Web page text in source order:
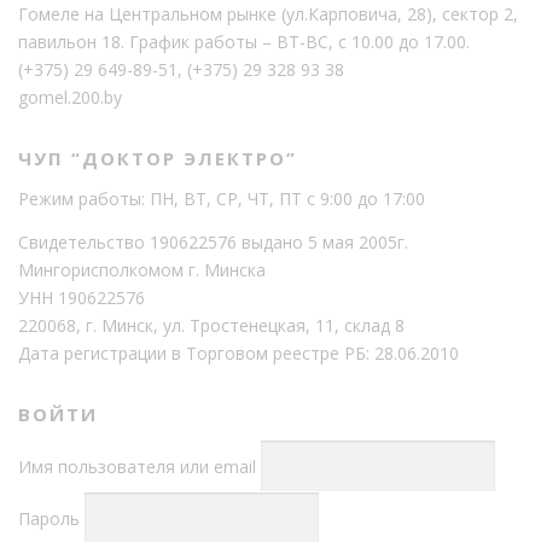
Гомеле на Центральном рынке (ул.Карповича, 28), сектор 2,
павильон 18. График работы – ВТ-ВС, с 10.00 до 17.00.
(+375) 29 649-89-51 , (+375) 29 328 93 38
gomel.200.by
ЧУП “ДОКТОР ЭЛЕКТРО”
Режим работы: ПН, ВТ, СР, ЧТ, ПТ с 9:00 до 17:00
Свидетельство 190622576 выдано 5 мая 2005г.
Мингорисполкомом г. Минска
УНН 190622576
220068, г. Минск, ул. Тростенецкая, 11, склад 8
Дата регистрации в Торговом реестре РБ: 28.06.2010
ВОЙТИ
Имя пользователя или email
Пароль